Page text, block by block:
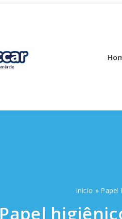
Início » Papel
Papel